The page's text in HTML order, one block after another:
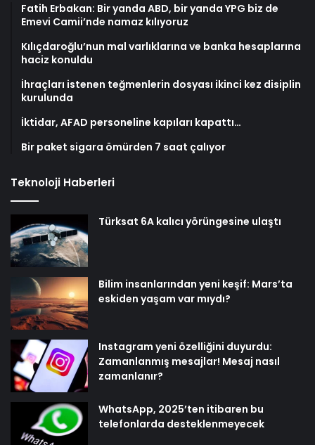
Fatih Erbakan: Bir yanda ABD, bir yanda YPG biz de
Emevi Camii’nde namaz kılıyoruz
Kılıçdaroğlu’nun mal varlıklarına ve banka hesaplarına
haciz konuldu
İhraçları istenen teğmenlerin dosyası ikinci kez disiplin
kurulunda
İktidar, AFAD personeline kapıları kapattı…
Bir paket sigara ömürden 7 saat çalıyor
Teknoloji Haberleri
Türksat 6A kalıcı yörüngesine ulaştı
Bilim insanlarından yeni keşif: Mars’ta
eskiden yaşam var mıydı?
Instagram yeni özelliğini duyurdu:
Zamanlanmış mesajlar! Mesaj nasıl
zamanlanır?
WhatsApp, 2025’ten itibaren bu
telefonlarda desteklenmeyecek